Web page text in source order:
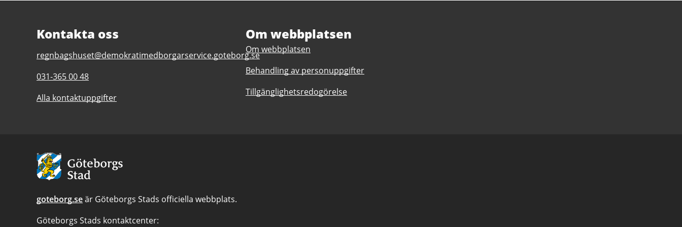
Kontakta oss
E-
till
Regnbågshuset
regnbagshuset@demokratimedborgarservice.goteborg.se
Telefonnummer
Regnbågshuset
031-365 00 48
Alla kontaktuppgifter
Om webbplatsen
Om webbplatsen
Behandling av personuppgifter
Tillgänglighetsredogörelse
Avsändare:
Göteborgs
Stad
goteborg.seär Göteborgs Stads officiella webbplats.
Göteborgs Stads kontaktcenter: